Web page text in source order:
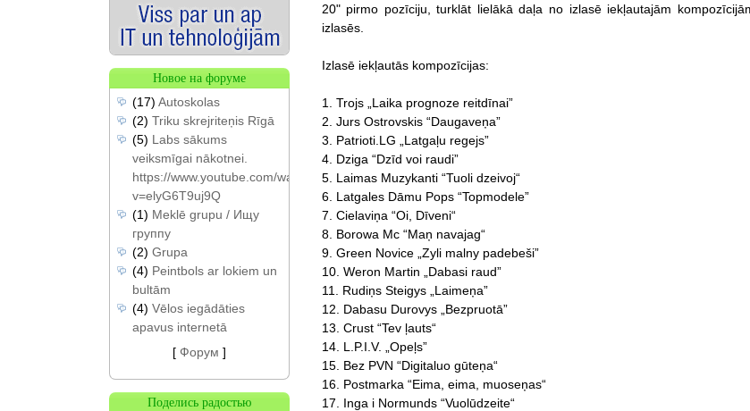
20" pirmo pozīciju, turklāt lielākā daļa no izlasē iekļautajām
izlasēs.
Izlasē iekļautās kompozīcijas:
1. Trojs „Laika prognoze reitdīnai”
2. Jurs Ostrovskis “Daugaveņa”
3. Patrioti.LG „Latgaļu regejs”
4. Dziga “Dzīd voi raudi”
5. Laimas Muzykanti “Tuoli dzeivoj“
6. Latgales Dāmu Pops “Topmodele”
7. Cielaviņa “Oi, Dīveni“
8. Borowa Mc “Maņ navajag“
9. Green Novice „Zyli malny padebeši”
10. Weron Martin „Dabasi raud”
11. Rudiņs Steigys „Laimeņa”
12. Dabasu Durovys „Bezpruotā”
13. Crust “Tev ļauts“
14. L.P.I.V. „Opeļs”
15. Bez PVN “Digitaluo gūteņa“
16. Postmarka “Eima, eima, muoseņas“
17. Inga i Normunds “Vuolūdzeite“
Новое на форуме
(17) Autoskolas
(2) Triku skrejriteņis Rīgā
(5) Labs sākums
veiksmīgai nākotnei.
https://www.youtube.com/watch?
v=elyG6T9uj9Q
(1) Meklē grupu / Ищу
группу
(2) Grupa
(4) Peintbols ar lokiem un
bultām
(4) Vēlos iegādāties
apavus internetā
[ Форум ]
Поделись радостью